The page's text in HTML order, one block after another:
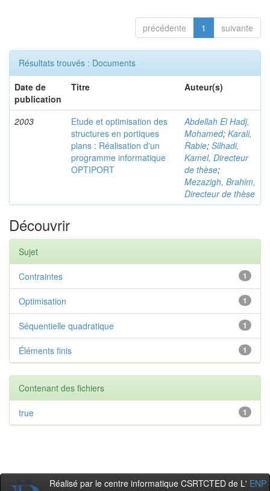
précédente 1 suivante
Résultats trouvés : Documents
Date de
publication
Titre Auteur(s)
2003
Etude et optimisation des
structures en portiques
plans : Réalisation d'un
programme informatique
OPTIPORT
Abdellah El Hadj,
Mohamed; Karali,
Rabie; Silhadi,
Kamel, Directeur
de thèse;
Mezazigh, Brahim,
Directeur de thèse
Découvrir
Sujet
1
Contraintes
1
Optimisation
1
Séquentielle quadratique
1
Éléments finis
Contenant des fichiers
1
true
Réalisé par le centre informatique CSRTCTED de L' ENP